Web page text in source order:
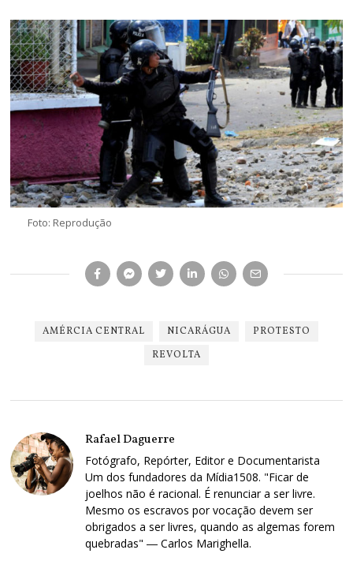
Foto: Reprodução
AMÉRCIA CENTRAL NICARÁGUA
PROTESTO
REVOLTA
Rafael Daguerre
Fotógrafo, Repórter, Editor e Documentarista
Um dos fundadores da Mídia1508. "Ficar de
joelhos não é racional. É renunciar a ser livre.
Mesmo os escravos por vocação devem ser
obrigados a ser livres, quando as algemas forem
quebradas" ― Carlos Marighella.